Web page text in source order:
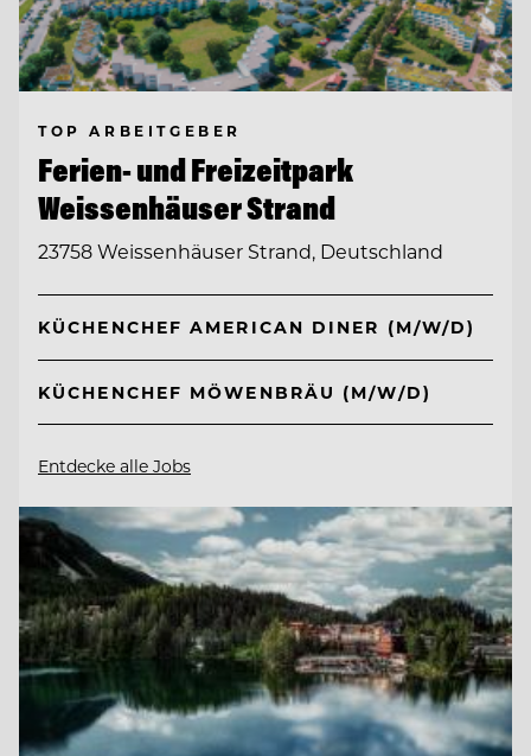
TOP ARBEITGEBER
Ferien- und Freizeitpark
Weissenhäuser Strand
23758 Weissenhäuser Strand, Deutschland
KÜCHENCHEF AMERICAN DINER (M/W/D)
KÜCHENCHEF MÖWENBRÄU (M/W/D)
Entdecke alle Jobs